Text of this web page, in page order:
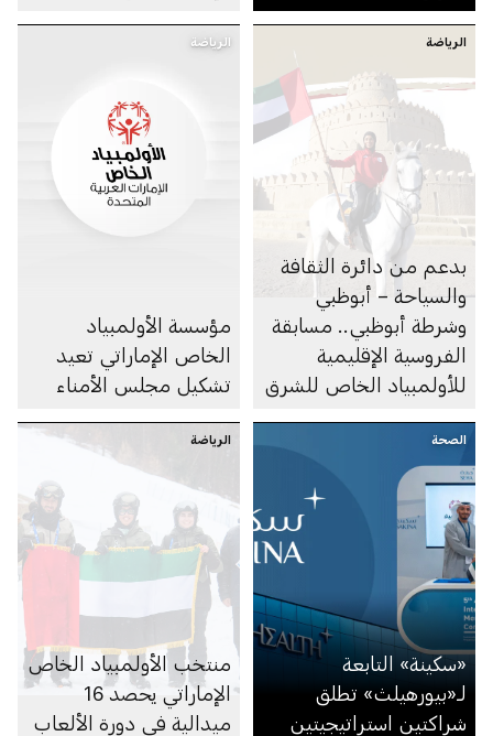
وشمال إفريقيا – العين
الرياضة
بدعم من دائرة الثقافة
والسياحة – أبوظبي
وشرطة أبوظبي.. مسابقة
الفروسية الإقليمية
للأولمبياد الخاص للشرق
تعقد فعالياتها في
منطقة العين
الرياضة
مؤسسة الأولمبياد
الخاص الإماراتي تعيد
تشكيل مجلس الأمناء
الصحة
«سكينة» التابعة
لـ«بيورهيلث» تطلق
شراكتين استراتيجيتين
الرياضة
منتخب الأولمبياد الخاص
الإماراتي يحصد 16
ميدالية في دورة الألعاب